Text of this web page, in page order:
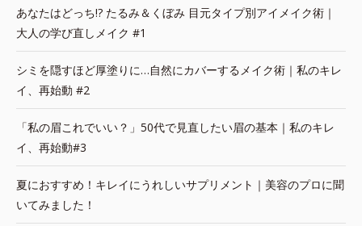
あなたはどっち!? たるみ＆くぼみ 目元タイプ別アイメイク術｜
大人の学び直しメイク #1
シミを隠すほど厚塗りに…自然にカバーするメイク術｜私のキレ
イ、再始動 #2
「私の眉これでいい？」50代で見直したい眉の基本｜私のキレ
イ、再始動#3
夏におすすめ！キレイにうれしいサプリメント｜美容のプロに聞
いてみました！